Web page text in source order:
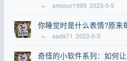
← amoour1999 2023-5-5
你睡觉时是什么表情?原来
← aada71 2023-5-3
奇怪的小软件系列：如何